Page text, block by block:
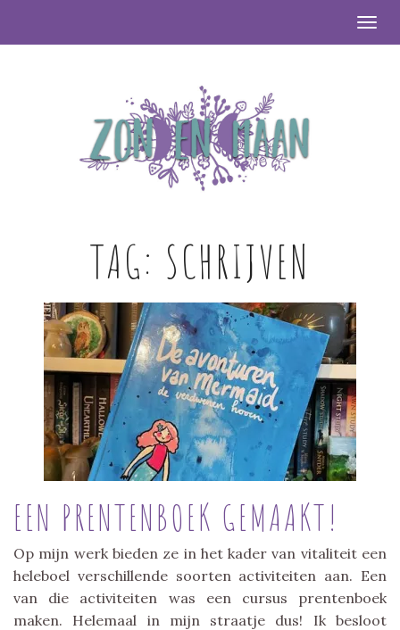
TAG: SCHRIJVEN
EEN PRENTENBOEK GEMAAKT!
Op mijn werk bieden ze in het kader van vitaliteit een
heleboel verschillende soorten activiteiten aan. Een
van die activiteiten was een cursus prentenboek
maken. Helemaal in mijn straatje dus! Ik besloot